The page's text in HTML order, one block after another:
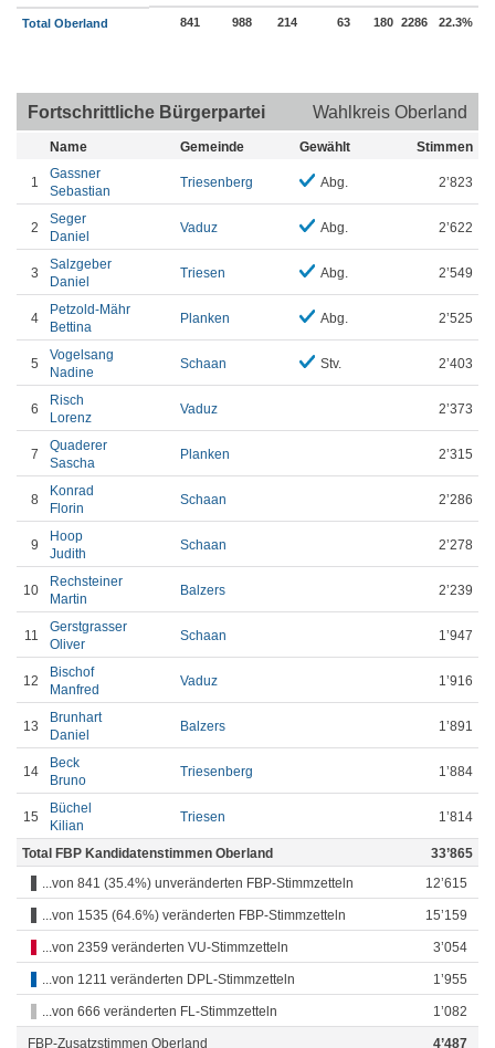
Total Oberland 841 988 214 63 180 2286 22.3%
Fortschrittliche Bürgerpartei Wahlkreis Oberland
Name Gemeinde Gewählt Stimmen
1
Gassner
Sebastian
Triesenberg Abg. 2’823
2
Seger
Daniel
Vaduz Abg. 2’622
3
Salzgeber
Daniel
Triesen Abg. 2’549
4
Petzold-Mähr
Bettina
Planken Abg. 2’525
5
Vogelsang
Nadine
Schaan Stv. 2’403
6
Risch
Lorenz
Vaduz 2’373
7
Quaderer
Sascha
Planken 2’315
8
Konrad
Florin
Schaan 2’286
9
Hoop
Judith
Schaan 2’278
10
Rechsteiner
Martin
Balzers 2’239
11
Gerstgrasser
Oliver
Schaan 1’947
12
Bischof
Manfred
Vaduz 1’916
13
Brunhart
Daniel
Balzers 1’891
14
Beck
Bruno
Triesenberg 1’884
15
Büchel
Kilian
Triesen 1’814
Total FBP Kandidatenstimmen Oberland
33’865
...von 841 (35.4%) unveränderten FBP-Stimmzetteln
12’615
...von 1535 (64.6%) veränderten FBP-Stimmzetteln 15’159
...von 2359 veränderten VU-Stimmzetteln 3’054
...von 1211 veränderten DPL-Stimmzetteln 1’955
...von 666 veränderten FL-Stimmzetteln 1’082
FBP-Zusatzstimmen Oberland 4’487